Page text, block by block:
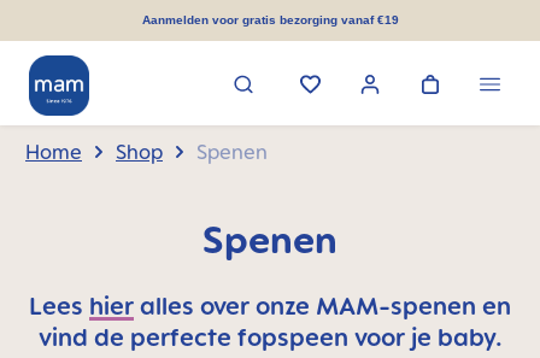
Aanmelden voor gratis bezorging vanaf €19
Home Shop Spenen
Spenen
Lees hier alles over onze MAM-spenen en
vind de perfecte fopspeen voor je baby.